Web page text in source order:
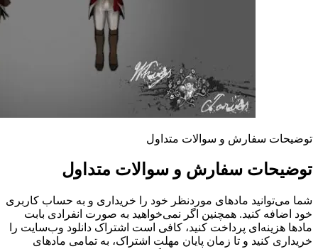
توضیحات سفارش و سوالات متداول
توضیحات سفارش و سوالات متداول
شما می‌توانید مادهای موردنظر خود را خریداری و به حساب کاربری
خود اضافه کنید. همچنین اگر نمی‌خواهید به صورت انفرادی بابت
مادها هزینه‌ای پرداخت کنید، کافی است اشتراک دانلود وب‌سایت را
خریداری کنید و تا زمان پایان مهلت اشتراک، به تمامی مادهای